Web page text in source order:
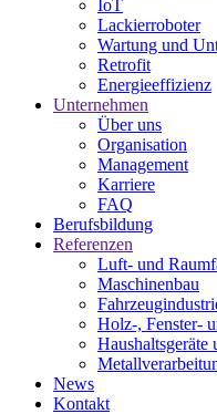
IoT
Lackierroboter
Wartung und
Retrofit
Energieeffizienz
Unternehmen
Über uns
Organisation
Management
Karriere
FAQ
Berufsbildung
Referenzen
Luft- und
Maschinenbau
Holz-, Fenster-
Haushaltsgeräte
News
Kontakt